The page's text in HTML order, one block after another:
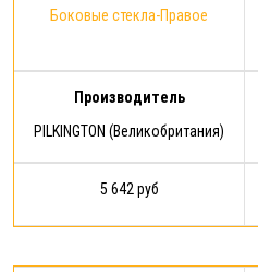
Боковые стекла-Правое
Производитель
PILKINGTON (Великобритания)
5 642 руб